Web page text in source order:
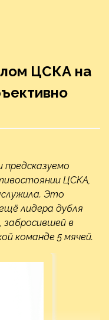
ЦСКА на
предсказуемо
ЦСКА,
Это
лидера дубля
забросившей в
команде 5 мячей.